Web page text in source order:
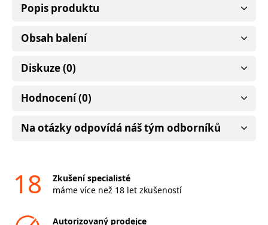
Popis produktu
Obsah balení
Diskuze (0)
Hodnocení (0)
Na otázky odpovídá náš tým odborníků
18
Zkušení specialisté
máme více než 18 let zkušeností
Autorizovaný prodejce